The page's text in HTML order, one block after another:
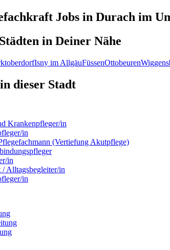
Jobs in Durach im
Städten in Deiner Nähe
Isny im AllgäuFüssenOttobeuren
dieser Stadt
Krankenpfleger/in
in
(Vertiefung Akutpflege)
in
/ Alltagsbegleiter/in
in